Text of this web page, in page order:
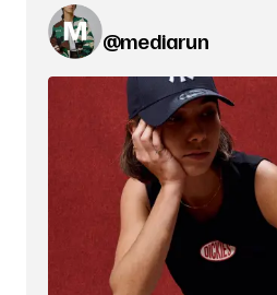
@mediarun